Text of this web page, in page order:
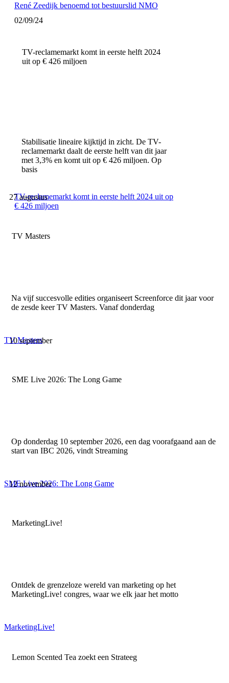
René Zeedijk benoemd tot bestuurslid NMO
02/09/24
TV-reclamemarkt komt in eerste helft 2024
uit op € 426 miljoen
Stabilisatie lineaire kijktijd in zicht. De TV-
reclamemarkt daalt de eerste helft van dit jaar
met 3,3% en komt uit op € 426 miljoen. Op
basis
TV-reclamemarkt komt in eerste helft 2024 uit op
€ 426 miljoen
27 augustus
TV Masters
Na vijf succesvolle edities organiseert Screenforce dit jaar voor
de zesde keer TV Masters. Vanaf donderdag
TV Masters
10 september
SME Live 2026: The Long Game
Op donderdag 10 september 2026, een dag voorafgaand aan de
start van IBC 2026, vindt Streaming
SME Live 2026: The Long Game
12 november
MarketingLive!
Ontdek de grenzeloze wereld van marketing op het
MarketingLive! congres, waar we elk jaar het motto
MarketingLive!
Lemon Scented Tea zoekt een Strateeg